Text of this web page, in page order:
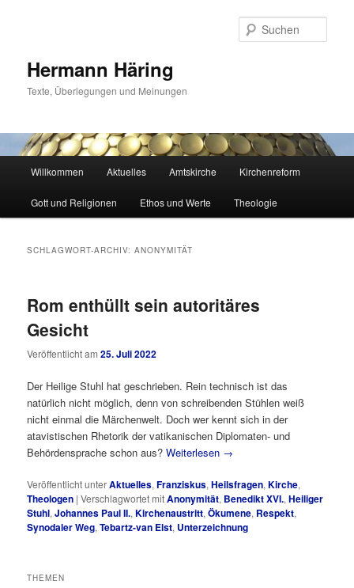
Hermann Häring
Texte, Überlegungen und Meinungen
Willkommen Aktuelles Amtskirche Kirchenreform
Gott und Religionen Ethos und Werte Theologie
SCHLAGWORT-ARCHIV:ANONYMITÄT
Rom enthüllt sein autoritäres
Gesicht
Veröffentlicht am25. Juli 2022
Der Heilige Stuhl hat geschrieben. Rein technisch ist das
natürlich nicht möglich, denn von schreibenden Stühlen weiß
nicht einmal die Märchenwelt. Doch wer kennt sich in der
atavistischen Rhetorik der vatikanischen Diplomaten- und
Behördensprache schon aus?Weiterlesen →
Veröffentlicht unterAktuelles,Franziskus,Heilsfragen,Kirche,
Theologen |Verschlagwortet mitAnonymität, Benedikt XVI.,Heiliger
Stuhl,Johannes Paul II.,Kirchenaustritt,Ökumene, Respekt,
Synodaler Weg,Tebartz-van Elst, Unterzeichnung
THEMEN